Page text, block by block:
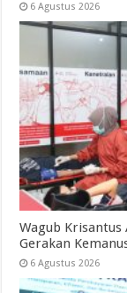
6 Agustus 2026
Wagub Krisantus
Gerakan
6 Agustus 2026